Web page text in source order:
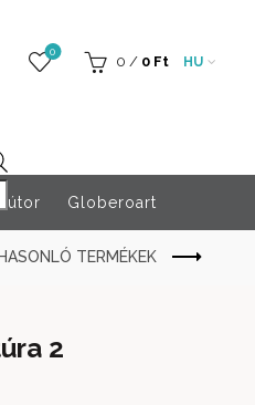
0
0 / 0 Ft HU
Globeroart
2